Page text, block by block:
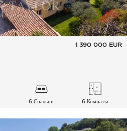
1 390 000 EUR
6 Спальни 6 Комнаты